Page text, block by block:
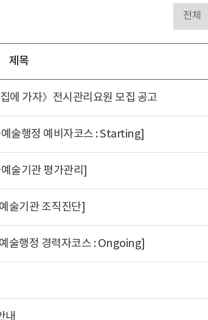
제목
에 가자》전시관리요원 모집 공고
술행정 예비자코스 : Starting]
술기관 평가관리]
술기관 조직진단]
술행정 경력자코스 : Ongoing]
내